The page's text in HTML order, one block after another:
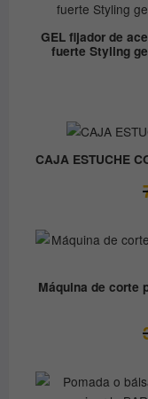
GEL fijador de
fuerte Styling
CAJA ESTUCHE
Máquina de corte